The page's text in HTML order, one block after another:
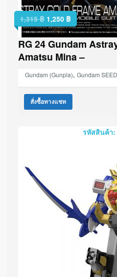
1,315฿ 1,250 ฿
RG 24 Gundam
Amatsu Mina –
Gundam (Gunpla), Gundam
สั่งซื้อทางแชท
รหัสสินค้า: